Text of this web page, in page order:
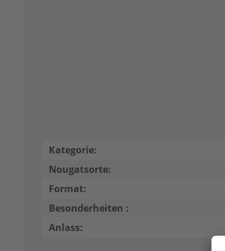
Kategorie:
Nougatsorte:
Format:
Besonderheiten :
Anlass: